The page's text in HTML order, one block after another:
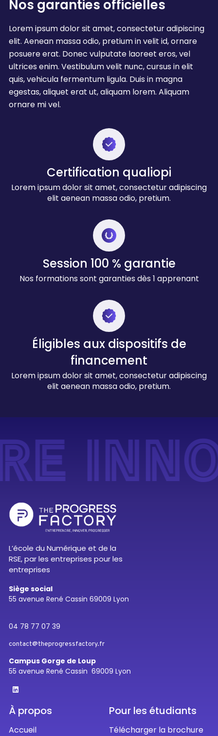
Nos garanties officielles
Lorem ipsum dolor sit amet, consectetur adipiscing
elit. Aenean massa odio, pretium in velit id, ornare
posuere erat. Donec vulputate laoreet eros, vel
ultrices enim. Vestibulum velit nunc, cursus in elit
quis, vehicula fermentum ligula. Duis in magna
egestas, aliquet erat ut, aliquam lorem. Aliquam
ornare mi vel.
Certification qualiopi
Lorem ipsum dolor sit amet, consectetur adipiscing
elit aenean massa odio, pretium.
Session 100 % garantie
Nos formations sont garanties dès 1 apprenant
Éligibles aux dispositifs de
financement
Lorem ipsum dolor sit amet, consectetur adipiscing
elit aenean massa odio, pretium.
L’école du Numérique et de la
RSE, par les entreprises pour les
entreprises
Siège social
55 avenue René Cassin 69009 Lyon
04 78 77 07 39
contact@theprogressfactory.fr
Campus Gorge de Loup
55 avenue René Cassin 69009 Lyon
À propos
Accueil
Pour les étudiants
Télécharger la brochure